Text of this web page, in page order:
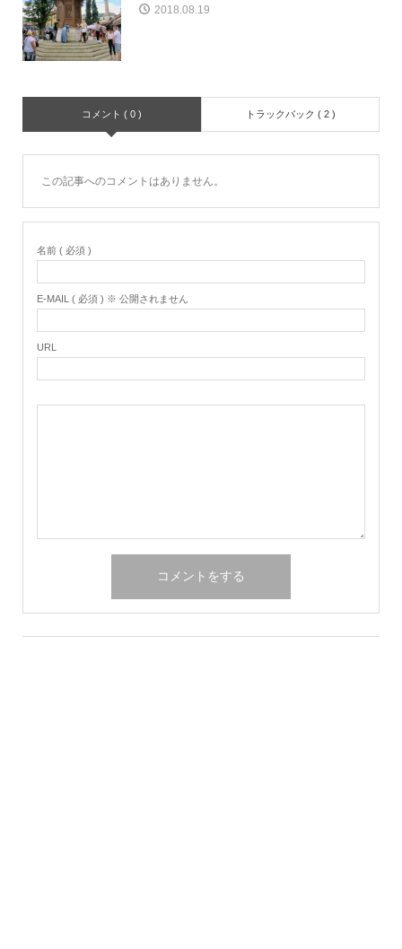
2018.08.19
コメント ( 0 ) トラックバック ( 2 )
この記事へのコメントはありません。
名前 ( 必須 )
E-MAIL ( 必須 ) ※ 公開されません
URL